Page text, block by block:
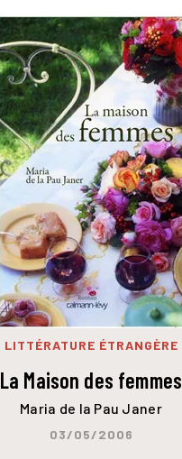
LITTÉRATURE ÉTRANGÈRE
La Maison des femmes
Maria de la Pau Janer
03/05/2006